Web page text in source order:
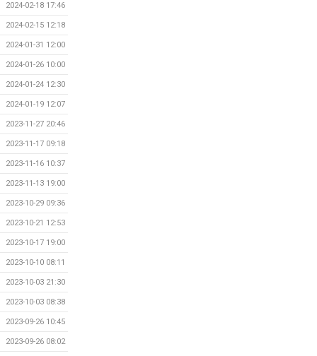
2024-02-18 17:46
2024-02-15 12:18
2024-01-31 12:00
2024-01-26 10:00
2024-01-24 12:30
2024-01-19 12:07
2023-11-27 20:46
2023-11-17 09:18
2023-11-16 10:37
2023-11-13 19:00
2023-10-29 09:36
2023-10-21 12:53
2023-10-17 19:00
2023-10-10 08:11
2023-10-03 21:30
2023-10-03 08:38
2023-09-26 10:45
2023-09-26 08:02